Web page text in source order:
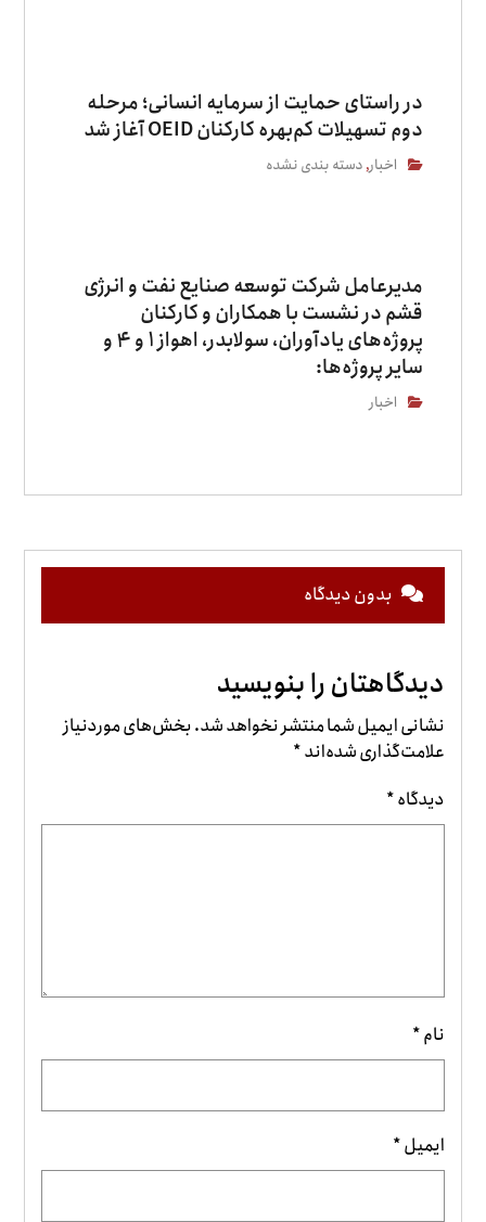
در راستای حمایت از سرمایه انسانی؛ مرحله
دوم تسهیلات کم‌بهره کارکنان OEID آغاز شد
اخبار,دسته بندی نشده
مدیرعامل شرکت توسعه صنایع نفت و انرژی
قشم در نشست با همکاران و کارکنان
پروژه‌های یادآوران، سولابدر، اهواز ۱ و ۴ و
سایر پروژه‌ها:
اخبار
بدون دیدگاه
دیدگاهتان را بنویسید
نشانی ایمیل شما منتشر نخواهد شد.بخش‌های موردنیاز
علامت‌گذاری شده‌اند*
دیدگاه*
نام*
ایمیل*